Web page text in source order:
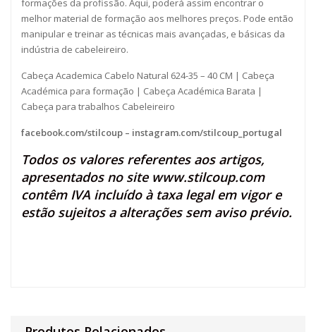
formações da profissão. Aqui, poderá assim encontrar o
melhor material de formação aos melhores preços. Pode então
manipular e treinar as técnicas mais avançadas, e básicas da
indústria de cabeleireiro.
Cabeça Academica Cabelo Natural 624-35 – 40 CM | Cabeça
Académica para formação | Cabeça Académica Barata |
Cabeça para trabalhos Cabeleireiro
facebook.com/stilcoup – instagram.com/stilcoup_portugal
Todos os valores referentes aos artigos,
apresentados no site www.stilcoup.com
contêm IVA incluído à taxa legal em vigor e
estão sujeitos a alterações sem aviso prévio.